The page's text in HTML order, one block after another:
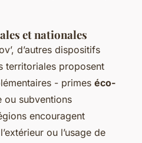
et nationales
d’autres dispositifs
territoriales proposent
- primes éco-
ou subventions
encouragent
ou l’usage de